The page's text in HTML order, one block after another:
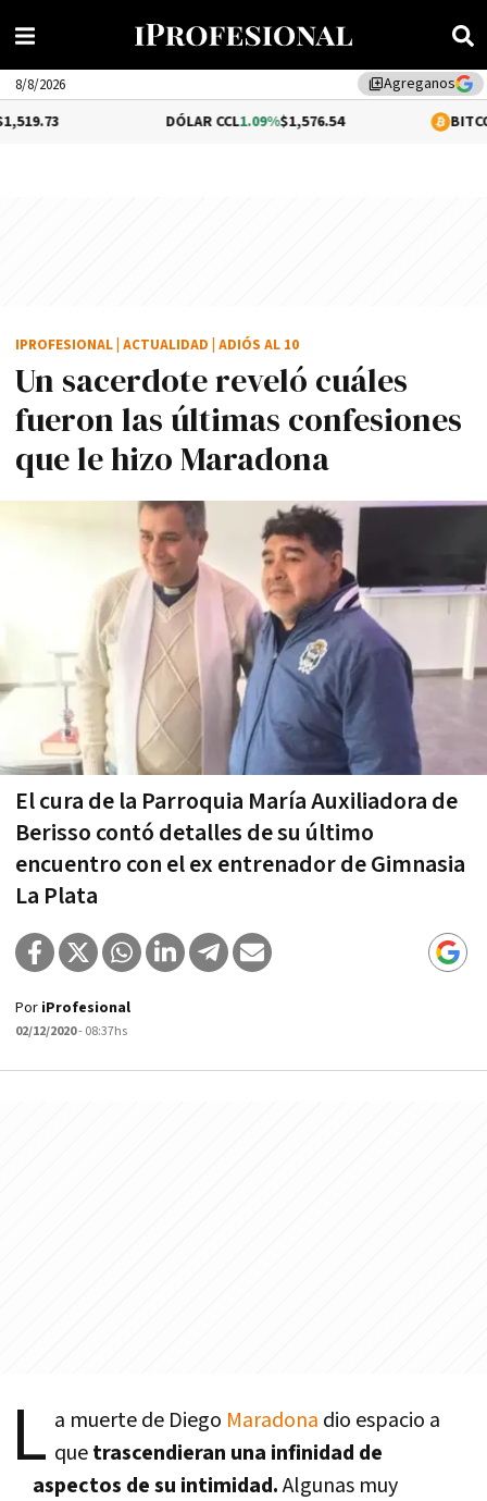
library_addAgreganos
8/8/2026
1.09%$1,576.54 0.35%
Un sacerdote reveló cuáles
fueron las últimas confesiones
que le hizo Maradona
El cura de la Parroquia María Auxiliadora de
Berisso contó detalles de su último
encuentro con el ex entrenador de Gimnasia
La Plata
IPROFESIONAL ACTUALIDAD ADIÓS AL 10
Por iProfesional
02/12/2020- 08:37hs
L a muerte de Diego Maradona dio espacio a
quetrascendieran una infinidad de
aspectos de su intimidad.Algunas muy